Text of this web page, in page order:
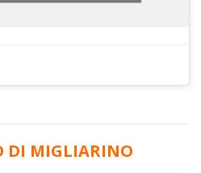
DI MIGLIARINO